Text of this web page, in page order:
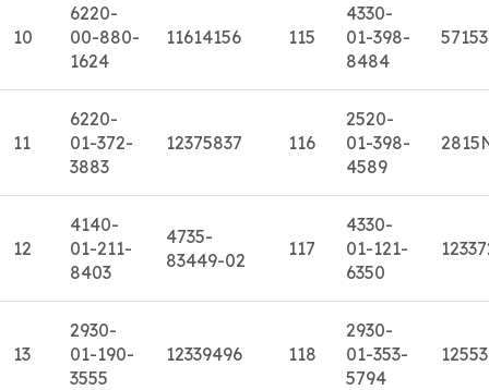
10
6220-
00-880-
1624
11614156 115
4330-
01-398-
8484
11
6220-
01-372-
3883
12375837 116
2520-
01-398-
4589
12
4140-
01-211-
8403
4735-
83449-02
117
4330-
01-121-
6350
13
2930-
01-190-
3555
12339496 118
2930-
01-353-
5794